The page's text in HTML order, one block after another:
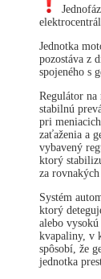
Jednotka
pozostáva z
spojeného s
Regulátor
stabilnú
pri
zaťaženia a
vybavený
ktorý
za
Systém
ktorý
alebo
kvapaliny, v
spôsobí, že
jednotka